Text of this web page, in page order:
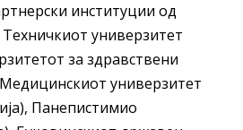
институции од
Техничкиот универзитет
за здравствени
универзитет
Панепистимио